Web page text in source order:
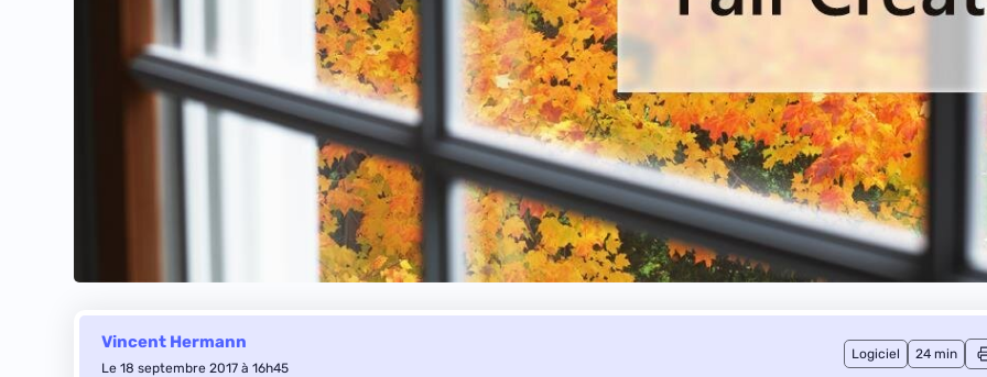
Vincent Hermann
Le 18 septembre 2017 à 16h45
Logiciel 24 min